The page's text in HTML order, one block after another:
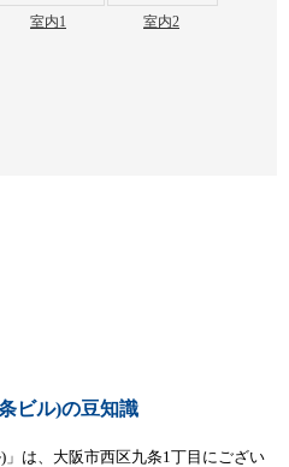
室内1 室内2
ビル)の豆知識
」は、大阪市西区九条1丁目にござい